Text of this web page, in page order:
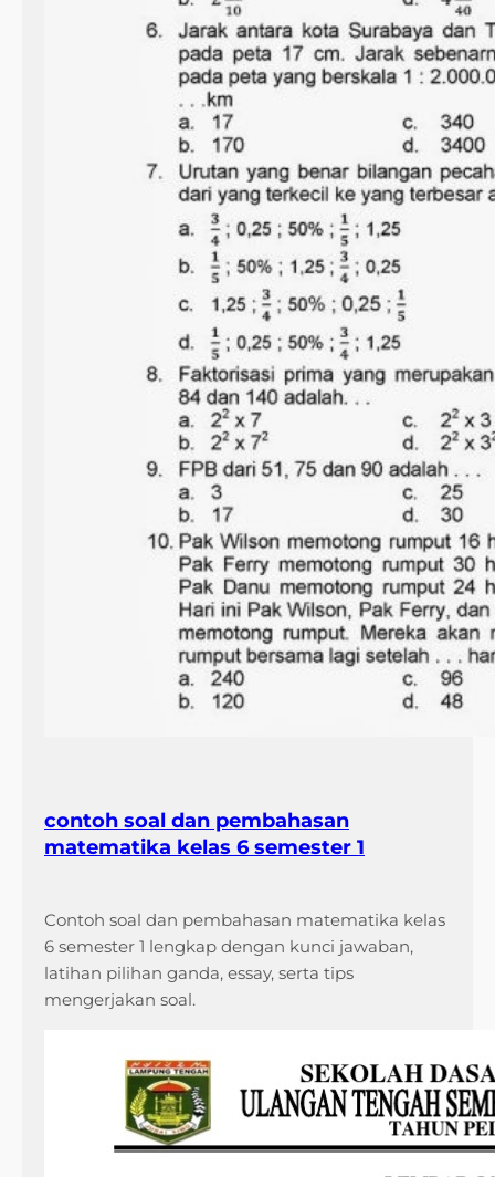
contoh soal dan pembahasan
matematika kelas 6 semester 1
Contoh soal dan pembahasan matematika kelas
6 semester 1 lengkap dengan kunci jawaban,
latihan pilihan ganda, essay, serta tips
mengerjakan soal.